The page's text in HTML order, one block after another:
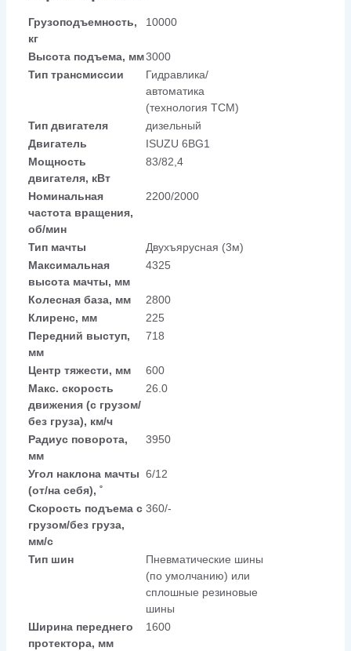
Грузоподъемность,
кг
10000
Высота подъема, мм3000
Тип трансмиссии
Гидравлика/
автоматика
(технология TCM)
Тип двигателя
дизельный
Двигатель
ISUZU 6BG1
Мощность
двигателя, кВт
83/82,4
Номинальная
частота вращения,
об/мин
2200/2000
Тип мачты
Двухъярусная (3м)
Максимальная
высота мачты, мм
4325
Колесная база, мм
2800
Клиренс, мм
225
Передний выступ,
мм
718
Центр тяжести, мм
600
Макс. скорость
движения (с грузом/
без груза), км/ч
26.0
Радиус поворота,
мм
3950
Угол наклона мачты
(от/на себя), ˚
6/12
Скорость подъема с
грузом/без груза,
мм/с
360/-
Тип шин
Пневматические шины
(по умолчанию) или
сплошные резиновые
шины
Ширина переднего
протектора, мм
1600